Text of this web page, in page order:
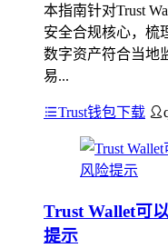
本指南针对Trust
安全合规核心，梳
数字资产符合当地
易...
Trust钱包下载
Trust Wallet可
提示